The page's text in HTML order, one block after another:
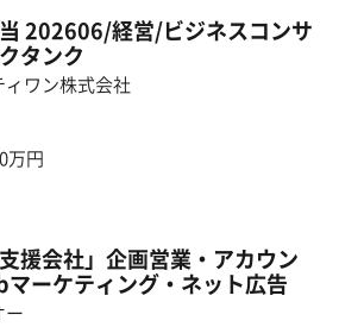
202606/経営/ビジネスコンサ
タンク
ワン株式会社
万円
援会社」企画営業・アカウン
マーケティング・ネット広告
ー